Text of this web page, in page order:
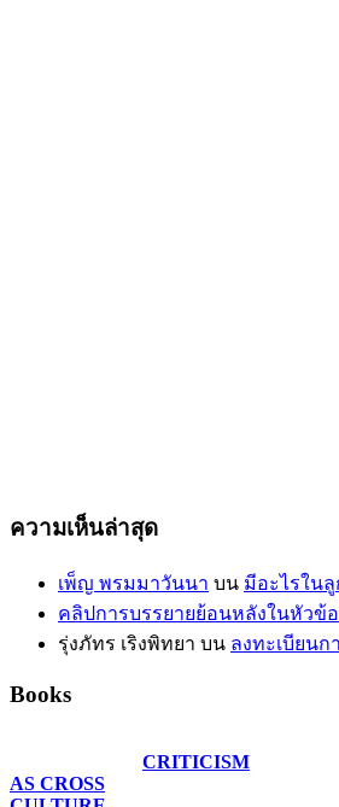
ความเห็นล่าสุด
เพ็ญ พรมมาวันนา บน มีอะไรใน
คลิปการบรรยายย้อนหลังในหัวข้
รุ่งภัทร เริงพิทยา บน ลงทะเบียน
Books
CRITICISM
AS CROSS